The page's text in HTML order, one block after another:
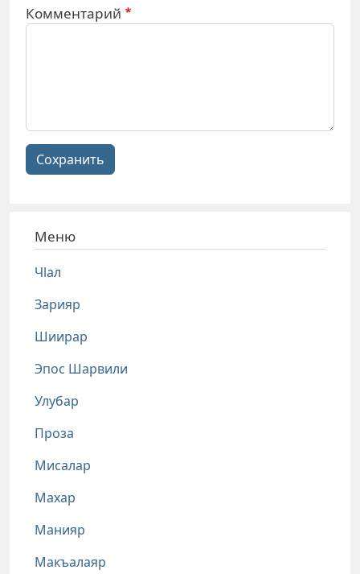
Комментарий
Сохранить
Меню
Чlал
Зарияр
Шиирар
Эпос Шарвили
Улубар
Проза
Мисалар
Махар
Манияр
Макъалаяр